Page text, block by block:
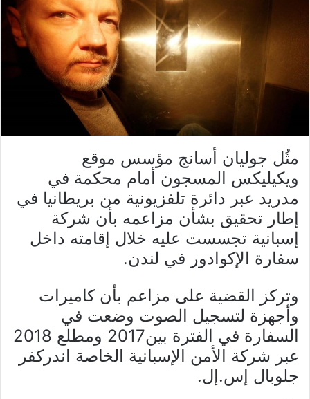
مثُل جوليان أسانج مؤسس موقع
ويكيليكس المسجون أمام محكمة في
مدريد عبر دائرة تلفزيونية من بريطانيا في
إطار تحقيق بشأن مزاعمه بأن شركة
إسبانية تجسست عليه خلال إقامته داخل
سفارة الإكوادور في لندن.
وتركز القضية على مزاعم بأن كاميرات
وأجهزة لتسجيل الصوت وضعت في
السفارة في الفترة بين2017 ومطلع 2018
عبر شركة الأمن الإسبانية الخاصة اندركفر
جلوبال إس.إل.